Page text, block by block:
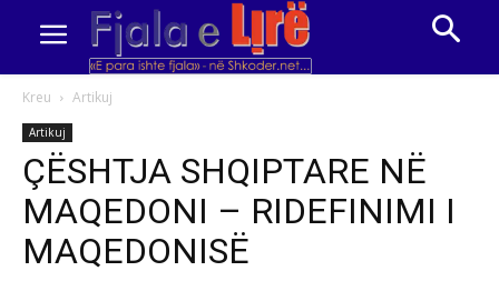
Kreu Artikuj
Artikuj
ÇËSHTJA SHQIPTARE NË
MAQEDONI – RIDEFINIMI I
MAQEDONISË